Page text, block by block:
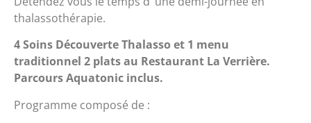
thalassothérapie.
4 Soins Découverte Thalasso et 1 menu
traditionnel 2 plats au Restaurant La Verrière.
Parcours Aquatonic inclus.
Programme composé de :